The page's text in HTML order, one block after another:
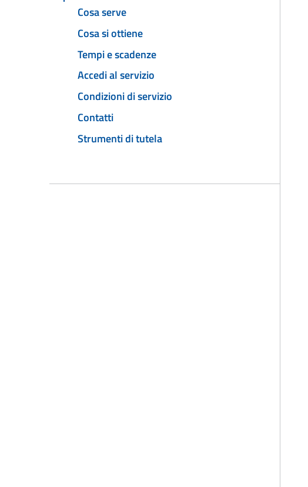
Cosa serve
Cosa si ottiene
Tempi e scadenze
Accedi al servizio
Condizioni di servizio
Contatti
Strumenti di tutela